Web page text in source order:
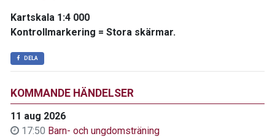
KOMMANDE HÄNDELSER
11 aug 2026
17:50 Barn- och ungdomsträning
Kartskala 1:4 000
Kontrollmarkering = Stora skärmar.
DELA